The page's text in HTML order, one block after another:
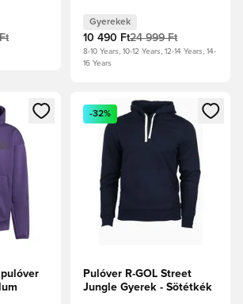
kék
árnyalat/Bíborvörös
Gyerek
Gyerekek
10 490 Ft24 999 Ft
8-10 Years, 10-12 Years, 12-14 Years, 14-
16 Years
a bejelentkezéshez vagy a tagként
Megnyit egy modált a
-32%
Pulóver R-GOL Street
Jungle Gyerek - Sötétkék